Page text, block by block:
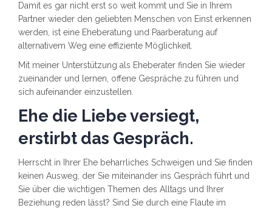
Damit es gar nicht erst so weit kommt und Sie in Ihrem
Partner wieder den geliebten Menschen von Einst erkennen
werden, ist eine Eheberatung und Paarberatung auf
alternativem Weg eine effiziente Möglichkeit.
Mit meiner Unterstützung als Eheberater finden Sie wieder
zueinander und lernen, offene Gespräche zu führen und
sich aufeinander einzustellen.
Ehe die Liebe versiegt,
erstirbt das Gespräch.
Herrscht in Ihrer Ehe beharrliches Schweigen und Sie finden
keinen Ausweg, der Sie miteinander ins Gespräch führt und
Sie über die wichtigen Themen des Alltags und Ihrer
Beziehung reden lässt? Sind Sie durch eine Flaute im